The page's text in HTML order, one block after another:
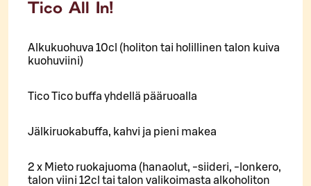
Tico All In!
Alkukuohuva 10cl (holiton tai holillinen talon kuiva
kuohuviini)
Tico Tico buffa yhdellä pääruoalla
Jälkiruokabuffa, kahvi ja pieni makea
2 x Mieto ruokajuoma (hanaolut, -siideri, -lonkero,
talon viini 12cl tai talon valikoimasta alkoholiton